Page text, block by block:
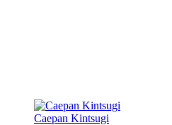
Caepan Kintsugi